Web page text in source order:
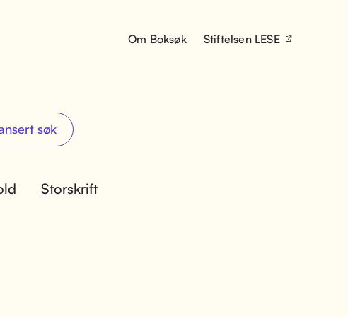
Om Boksøk Stiftelsen LESE
søk
Storskrift